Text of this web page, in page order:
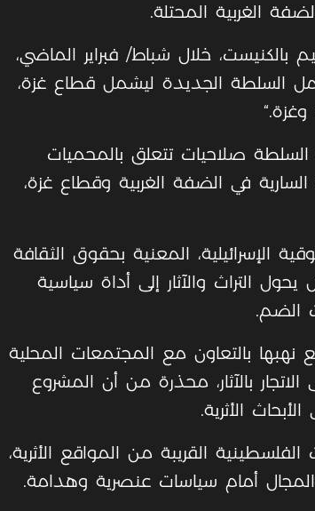
الغربية المحتلة.
خلال شباط/ فبراير الماضي،
السلطة الجديدة ليشمل قطاع غزة،
وغزة“.
صلاحيات تتعلق بالمحميات
السارية في الضفة الغربية وقطاع غزة،
الإسرائيلية، المعنية بحقوق الثقافة
يحول التراث والآثار إلى أداة سياسية
الضم.
بالتعاون مع المجتمعات المحلية
بالآثار، محذرة من أن المشروع
الأثرية.
القريبة من المواقع الأثرية،
أمام سياسات عنصرية وهدامة.